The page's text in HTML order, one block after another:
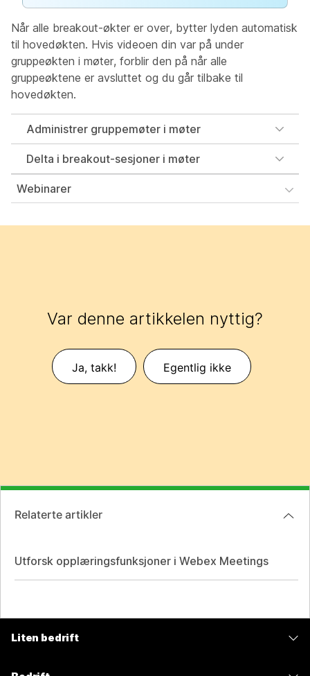
Når alle breakout-økter er over, bytter lyden automatisk
til hovedøkten. Hvis videoen din var på under
gruppeøkten i møter, forblir den på når alle
gruppeøktene er avsluttet og du går tilbake til
hovedøkten.
Administrer gruppemøter i møter
Delta i breakout-sesjoner i møter
Webinarer
Var denne artikkelen nyttig?
Ja, takk! Egentlig ikke
Relaterte artikler
Utforsk opplæringsfunksjoner i Webex Meetings
Liten bedrift